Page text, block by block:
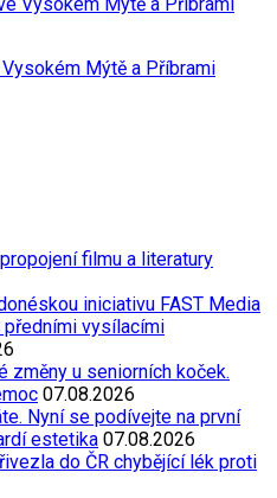
Mýtě a Příbrami
filmu a literatury
iniciativu FAST Media
vysílacími
změny u seniorních koček.
07.08.2026
Nyní se podívejte na první
estetika 07.08.2026
do ČR chybějící lék proti